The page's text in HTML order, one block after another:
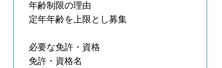
年齢制限の理由
定年年齢を上限とし募集
必要な免許・資格
免許・資格名